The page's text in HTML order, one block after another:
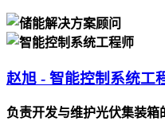
赵旭 - 智能控制系统工
负责开发与维护光伏集装